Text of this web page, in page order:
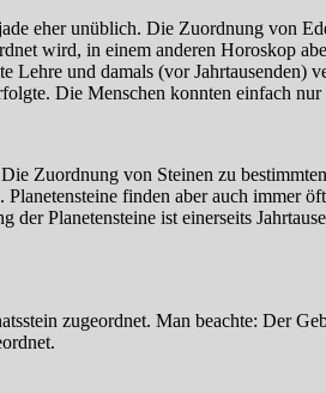
eher unüblich. Die Zuordnung von
wird, in einem anderen Horoskop
Lehre und damals (vor
Die Menschen konnten einfach
Zuordnung von Steinen zu
finden aber auch
Planetensteine ist einerseits
zugeordnet. Man beachte: Der